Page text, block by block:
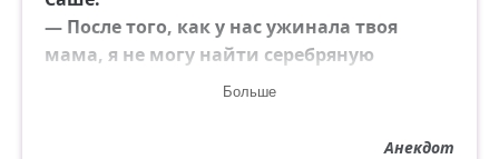
— После того, как у нас ужинала твоя
мама, я не могу найти серебряную
сахарницу. Надеюсь, это не она её взяла?
Больше
Анекдот